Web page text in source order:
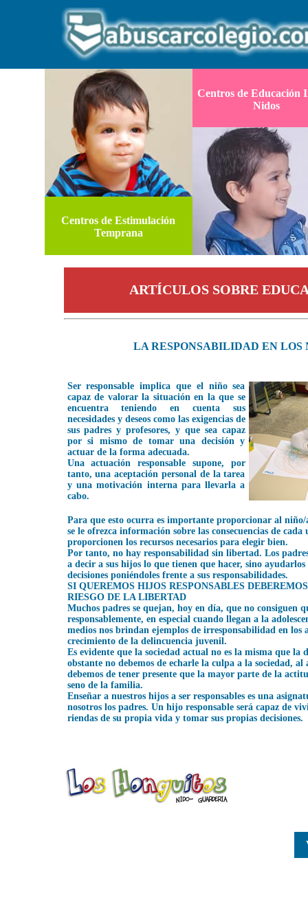
Centros de Educación
Nidos
Centros de Estimulación
Temprana
ARTÍCULOS SOBRE
LA RESPONSABILIDAD EN LOS
Ser responsable implica que el niño sea
capaz de valorar la situación en la que se
encuentra teniendo en cuenta sus
necesidades y deseos como las exigencias de
sus padres y profesores, y que sea capaz
por si mismo de tomar una decisión y
actuar de la forma adecuada.
Una actuación responsable supone, por
tanto, una aceptación personal de la tarea
y una motivación interna para llevarla a
cabo.
Para que esto ocurra es importante proporcionar al niño/
se le ofrezca información sobre las consecuencias de cada
proporcionen los recursos necesarios para elegir bien.
Por tanto, no hay responsabilidad sin libertad. Los
a decir a sus hijos lo que tienen que hacer, sino
decisiones poniéndoles frente a sus responsabilidades.
SI QUEREMOS HIJOS RESPONSABLES
RIESGO DE LA LIBERTAD
Muchos padres se quejan, hoy en día, que no consiguen
responsablemente, en especial cuando llegan a la
medios nos brindan ejemplos de irresponsabilidad en los
crecimiento de la delincuencia juvenil.
Es evidente que la sociedad actual no es la misma que la
obstante no debemos de echarle la culpa a la sociedad,
debemos de tener presente que la mayor parte de la
seno de la familia.
Enseñar a nuestros hijos a ser responsables es una
nosotros los padres. Un hijo responsable será capaz de
riendas de su propia vida y tomar sus propias decisiones.